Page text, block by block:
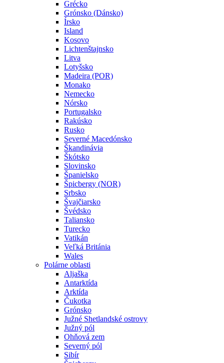
Grécko
Grónsko (Dánsko)
Írsko
Island
Kosovo
Lichtenštajnsko
Litva
Lotyšsko
Madeira (POR)
Monako
Nemecko
Nórsko
Portugalsko
Rakúsko
Rusko
Severné Macedónsko
Škandinávia
Škótsko
Slovinsko
Španielsko
Špicbergy (NOR)
Srbsko
Švajčiarsko
Švédsko
Taliansko
Turecko
Vatikán
Veľká Británia
Wales
Polárne oblasti
Aljaška
Antarktída
Arktída
Čukotka
Grónsko
Južné Shetlandské ostrovy
Južný pól
Ohňová zem
Severný pól
Sibír